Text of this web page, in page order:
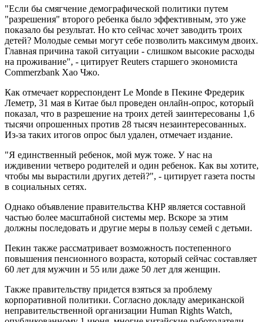
"Если бы смягчение демографической политики путем
"разрешения" второго ребенка было эффективным, это уже
показало бы результат. Но кто сейчас хочет заводить троих
детей? Молодые семьи могут себе позволить максимум двоих.
Главная причина такой ситуации - слишком высокие расходы
на проживание", - цитирует Reuters старшего экономиста
Commerzbank Хао Чжо.
Как отмечает корреспондент Le Monde в Пекине Фредерик
Леметр, 31 мая в Китае был проведен онлайн-опрос, который
показал, что в разрешение на троих детей заинтересованы 1,6
тысячи опрошенных против 28 тысяч незаинтересованных.
Из-за таких итогов опрос был удален, отмечает издание.
"Я единственный ребенок, мой муж тоже. У нас на
иждивении четверо родителей и один ребенок. Как вы хотите,
чтобы мы вырастили других детей?", - цитирует газета посты
в социальных сетях.
Однако объявление правительства КНР является составной
частью более масштабной системы мер. Вскоре за этим
должны последовать и другие меры в пользу семей с детьми.
Пекин также рассматривает возможность постепенного
повышения пенсионного возраста, который сейчас составляет
60 лет для мужчин и 55 или даже 50 лет для женщин.
Также правительству придется взяться за проблему
корпоративной политики. Согласно докладу американской
неправительственной организации Human Rights Watch,